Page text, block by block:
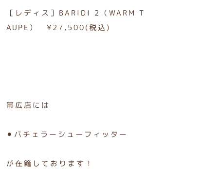
［レディス］BARIDI 2（WARM T
AUPE） ¥27,500(税込)
帯広店には
⚫︎バチェラーシューフィッター
が在籍しております！